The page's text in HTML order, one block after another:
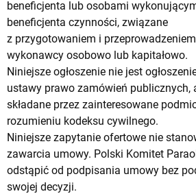
beneficjenta lub osobami
beneficjenta czynności, związane
z przygotowaniem i
wykonawcy osobowo lub kapitałowo.
Niniejsze ogłoszenie nie jest
ustawy prawo zamówień publicznych,
składane przez zainteresowane
rozumieniu kodeksu cywilnego.
Niniejsze zapytanie ofertowe nie
zawarcia umowy. Polski Komitet
odstąpić od podpisania umowy bez
swojej decyzji.